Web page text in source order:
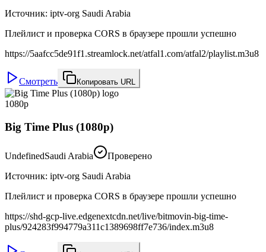
Источник: iptv-org Saudi Arabia
Плейлист и проверка CORS в браузере прошли успешно
https://5aafcc5de91f1.streamlock.net/atfal1.com/atfal2/playlist.m3u8
Смотреть Копировать URL
1080p
Big Time Plus (1080p)
UndefinedSaudi Arabia
Проверено
Источник: iptv-org Saudi Arabia
Плейлист и проверка CORS в браузере прошли успешно
https://shd-gcp-live.edgenextcdn.net/live/bitmovin-big-time-
plus/924283f994779a311c1389698ff7e736/index.m3u8